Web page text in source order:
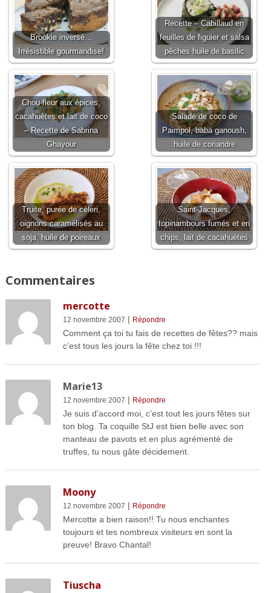
Brookie inversé…
Irrésistible gourmandise!
Recette – Cabillaud en
feuilles de figuier et salsa
pêches huile de basilic
Chou-fleur aux épices,
cacahuètes et lait de coco
– Recette de Sabrina
Ghayour
Salade de coco de
Paimpol, baba ganoush,
huile de coriandre
Truite, purée de céleri,
oignons caramélisés au
soja, huile de poireaux
Saint-Jacques,
topinambours fumés et en
chips, lait de cacahuètes
Commentaires
mercotte
12 novembre 2007 | Répondre
Comment ça toi tu fais de recettes de fêtes?? mais
c’est tous les jours la fête chez toi !!!
Marie13
12 novembre 2007 | Répondre
Je suis d’accord moi, c’est tout les jours fêtes sur
ton blog. Ta coquille StJ est bien belle avec son
manteau de pavots et en plus agrémenté de
truffes, tu nous gâte décidement.
Moony
12 novembre 2007 | Répondre
Mercotte a bien raison!! Tu nous enchantes
toujours et tes nombreux visiteurs en sont la
preuve! Bravo Chantal!
Tiuscha